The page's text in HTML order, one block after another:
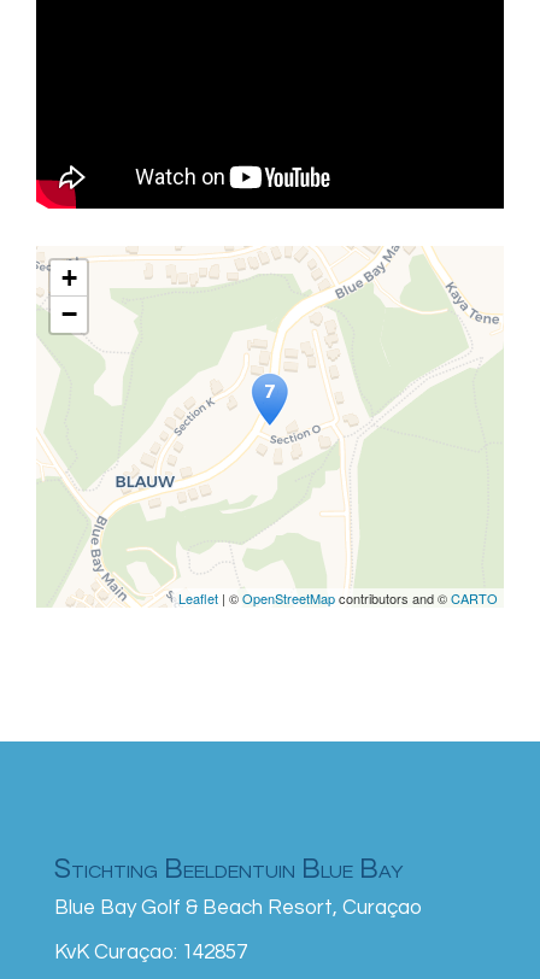
Travelers' Map is loading...
If you see this after your page is
loaded completely, leafletJS files
are missing.
+
−
Leaflet | ©OpenStreetMapcontributors and ©CARTO
Stichting Beeldentuin Blue Bay
Blue Bay Golf & Beach Resort, Curaçao
KvK Curaçao: 142857